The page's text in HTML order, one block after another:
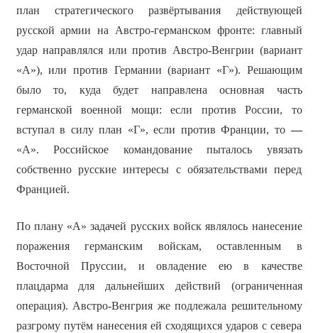
план стратегического развёртывания действующей
русской армии на Австро-германском фронте: главный
удар направлялся или против Австро-Венгрии (вариант
«А»), или против Германии (вариант «Г»). Решающим
было то, куда будет направлена основная часть
германской военной мощи: если против России, то
вступал в силу план «Г», если против Франции, то —
«А». Российское командование пыталось увязать
собственно русские интересы с обязательствами перед
Францией.
По плану «А» задачей русских войск являлось нанесение
поражения германским войскам, оставленным в
Восточной Пруссии, и овладение ею в качестве
плацдарма для дальнейших действий (ограниченная
операция). Австро-Венгрия же подлежала решительному
разгрому путём нанесения ей сходящихся ударов с севера